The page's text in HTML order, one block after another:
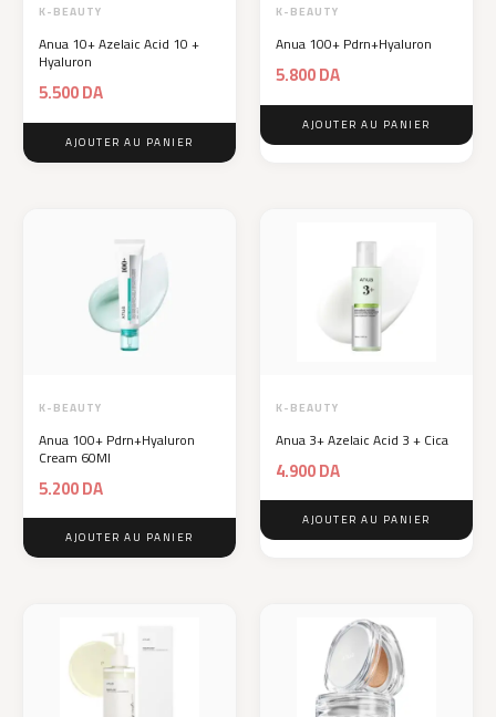
K-BEAUTY
Anua 10+ Azelaic Acid 10 +
Hyaluron
5.500DA
AJOUTER AU PANIER
K-BEAUTY
Anua 100+ Pdrn+Hyaluron
5.800DA
AJOUTER AU PANIER
K-BEAUTY
Anua 100+ Pdrn+Hyaluron
Cream 60Ml
5.200DA
AJOUTER AU PANIER
K-BEAUTY
Anua 3+ Azelaic Acid 3 + Cica
4.900DA
AJOUTER AU PANIER